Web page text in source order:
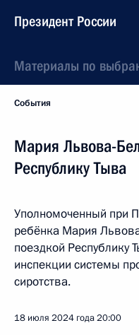
Президент России
Материалы по
События
Мария Львова-
Республику Тыва
Уполномоченный при
ребёнка Мария
поездкой Республику
инспекции системы
сиротства.
18 июля 2024 года20:00